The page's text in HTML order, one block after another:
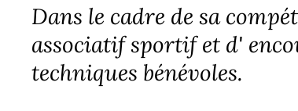
Dans le cadre de sa
associatif sportif et d'
techniques bénévoles.